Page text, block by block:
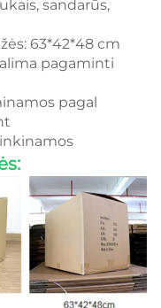
sandarūs,
63*42*48 cm
pagaminti
pagal